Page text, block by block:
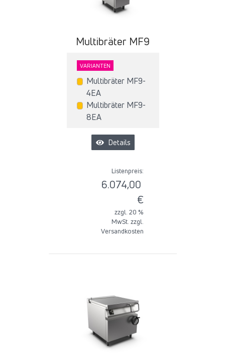
Multibräter MF9
VARIANTEN
Multibräter MF9-
4EA
Multibräter MF9-
8EA
Details
Listenpreis:
6.074,00
€
zzgl. 20 %
MwSt. zzgl.
Versandkosten